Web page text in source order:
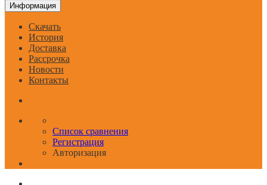
Информация
Скачать
История
Доставка
Рассрочка
Новости
Контакты
Список сравнения
Регистрация
Авторизация